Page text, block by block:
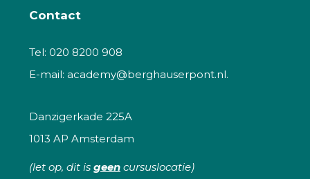
Contact
Tel: 020 8200 908
E-mail: academy@berghauserpont.nl.
Danzigerkade 225A
1013 AP Amsterdam
(let op, dit is geen cursuslocatie)